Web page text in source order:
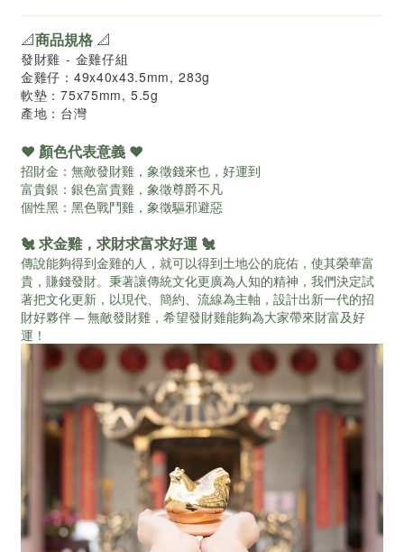
📐商品規格 📐
發財雞 - 金雞仔組
金雞仔：49x40x43.5mm, 283g
軟墊：75x75mm, 5.5g
產地：台灣
❤️ 顏色代表意義 ❤️
招財金：無敵發財雞，象徵錢來也，好運到
富貴銀：銀色富貴雞，象徵尊爵不凡
個性黑：黑色戰鬥雞，象徵驅邪避惡
🐔求金雞，求財求富求好運 🐔
傳說能夠得到金雞的人，就可以得到土地公的庇佑，使其榮華富
貴，賺錢發財。秉著讓傳統文化更廣為人知的精神，我們決定試
著把文化更新，以現代、簡約、流線為主軸，設計出新一代的招
財好夥伴 — 無敵發財雞，希望發財雞能夠為大家帶來財富及好
運！